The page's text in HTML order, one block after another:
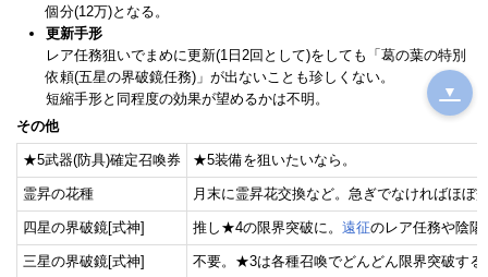
個分(12万)となる。
更新手形
レア任務狙いでまめに更新(1日2回として)をしても「葛の葉の特別
依頼(五星の界破鏡任務)」が出ないことも珍しくない。
短縮手形と同程度の効果が望めるかは不明。
その他
★5武器(防具)確定召喚券 ★5装備を狙いたいなら。
霊昇の花種 月末に霊昇花交換など。急ぎでなければほぼ
四星の界破鏡[式神] 推し★4の限界突破に。 遠征のレア任務や陰
三星の界破鏡[式神] 不要。★3は各種召喚でどんどん限界突破する
▼